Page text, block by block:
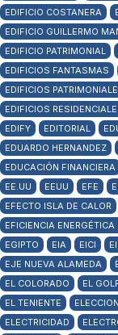
EDIFICIO COSTANERA
EDIFICIO GUILLERMO
EDIFICIO PATRIMONIAL
EDIFICIOS FANTASMAS
EDIFICIOS
EDIFICIOS
EDIFY
EDITORIAL
EDUARDO HERNANDEZ
EDUCACIÓN FINANCIERA
EE.UU
EEUU EFE
EFECTO ISLA DE CALOR
EFICIENCIA
EGIPTO
EIA EICI
EJE NUEVA ALAMEDA
EL COLORADO
EL
EL TENIENTE
ELECTRICIDAD